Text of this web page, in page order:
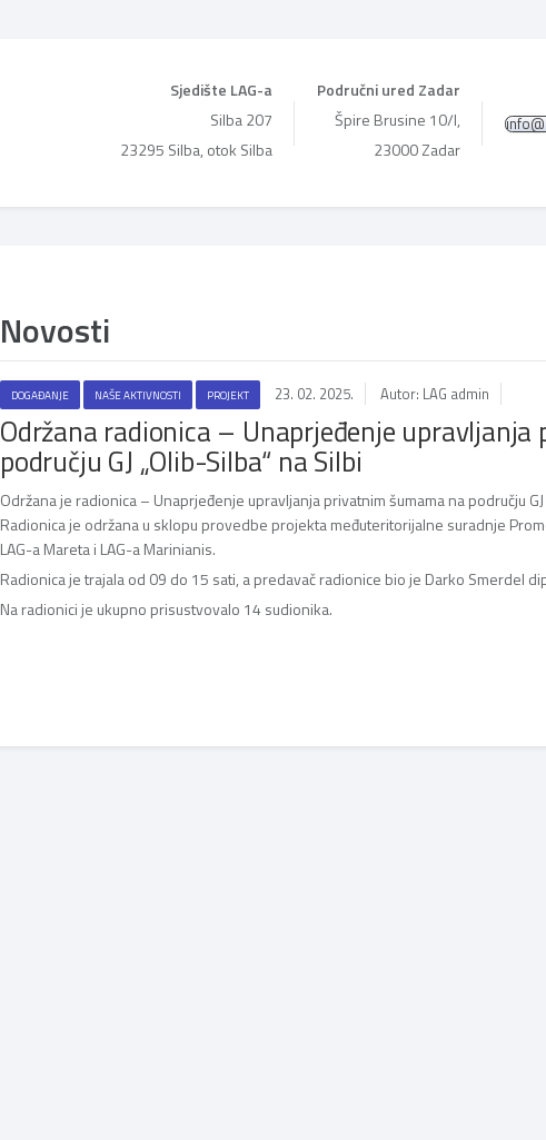
Sjedište LAG-a
Silba 207
23295 Silba, otok Silba
Područni ured Zadar
Špire Brusine 10/I,
23000 Zadar
Novosti
DOGAĐANJE NAŠE AKTIVNOSTI PROJEKT 23. 02. 2025. Autor: LAG admin
Održana radionica – Unaprjeđenje
području GJ „Olib-Silba“ na Silbi
Održana je radionica – Unaprjeđenje upravljanja privatnim šumama na području
Radionica je održana u sklopu provedbe projekta međuteritorijalne suradnje
LAG-a Mareta i LAG-a Marinianis.
Radionica je trajala od 09 do 15 sati, a predavač radionice bio je Darko Smerdel
Na radionici je ukupno prisustvovalo 14 sudionika.